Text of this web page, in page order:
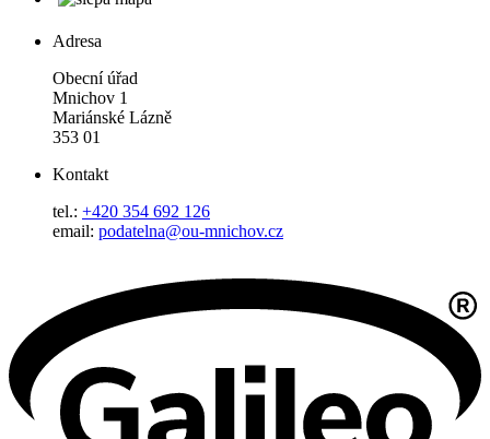
Adresa
Obecní úřad
Mnichov 1
Mariánské Lázně
353 01
Kontakt
tel.: +420 354 692 126
email: podatelna@ou-mnichov.cz